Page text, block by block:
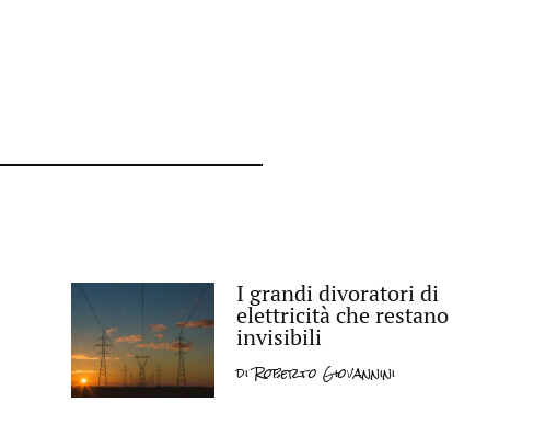
I grandi divoratori di
elettricità che restano
invisibili
diRoberto Giovannini